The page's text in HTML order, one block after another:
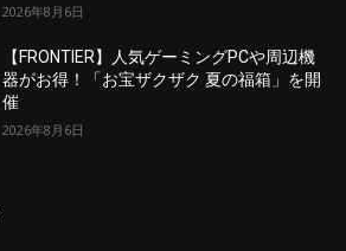
2026年8月6日
【FRONTIER】人気ゲーミングPCや周辺機
器がお得！「お宝ザクザク 夏の福箱」を開
催
2026年8月6日